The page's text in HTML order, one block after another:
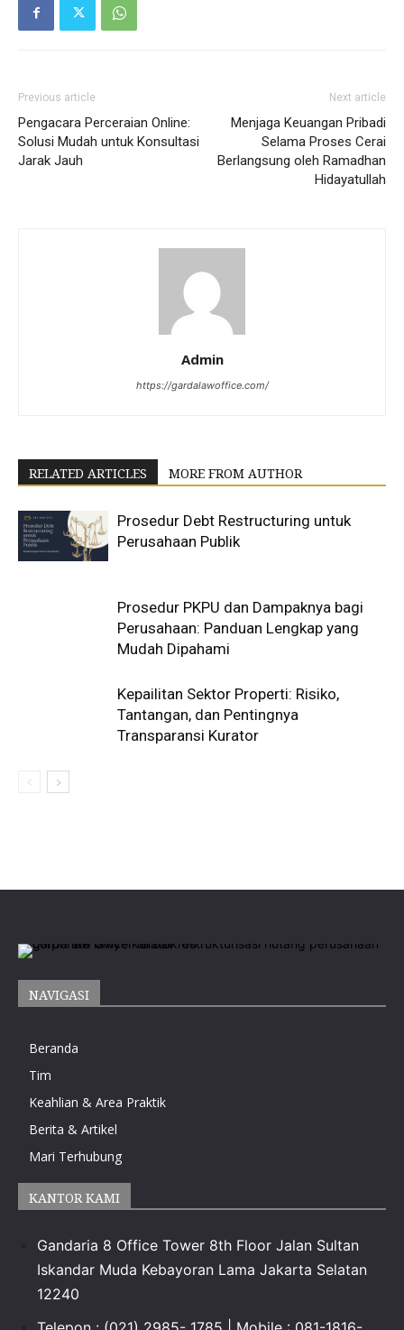
Previous article
Pengacara Perceraian Online:
Solusi Mudah untuk Konsultasi
Jarak Jauh
Next article
Menjaga Keuangan Pribadi
Selama Proses Cerai
Berlangsung oleh Ramadhan
Hidayatullah
Admin
https://gardalawoffice.com/
RELATED ARTICLES MORE FROM AUTHOR
Prosedur Debt Restructuring untuk
Perusahaan Publik
Prosedur PKPU dan Dampaknya bagi
Perusahaan: Panduan Lengkap yang
Mudah Dipahami
Kepailitan Sektor Properti: Risiko,
Tantangan, dan Pentingnya
Transparansi Kurator
NAVIGASI
Beranda
Tim
Keahlian & Area Praktik
Berita & Artikel
Mari Terhubung
KANTOR KAMI
Gandaria 8 Office Tower 8th Floor Jalan Sultan
Iskandar Muda Kebayoran Lama Jakarta Selatan
12240